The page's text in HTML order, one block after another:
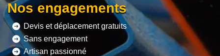
Nos engagements
Devis et déplacement gratuits
Sans engagement
Artisan passionné